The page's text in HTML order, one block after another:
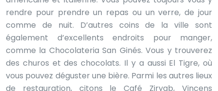
rendre pour prendre un repas ou un verre, de jour
comme de nuit. D’autres coins de la ville sont
également d’excellents endroits pour manger,
comme la Chocolateria San Ginés. Vous y trouverez
des churos et des chocolats. Il y a aussi El Tigre, où
vous pouvez déguster une bière. Parmi les autres lieux
de restauration, citons le Café Ziryab, Vincens